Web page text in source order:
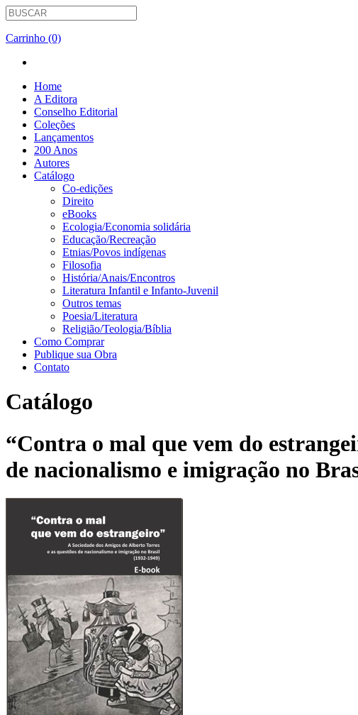
Carrinho (0)
Home
A Editora
Conselho Editorial
Coleções
Lançamentos
200 Anos
Autores
Catálogo
Co-edições
Direito
eBooks
Ecologia/Economia solidária
Educação/Recreação
Etnias/Povos indígenas
Filosofia
História/Anais/Encontros
Literatura Infantil e Infanto-Juvenil
Outros temas
Poesia/Literatura
Religião/Teologia/Bíblia
Como Comprar
Publique sua Obra
Contato
Catálogo
“Contra o mal que vem do
de nacionalismo e imigração no